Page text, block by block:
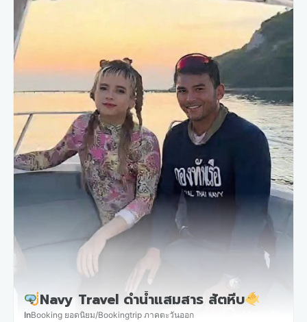
Navy Travel ดำน้ำแสมสาร สัตหีบ
InBooking ยอดนิยม/Bookingtrip ภาคตะวันออก